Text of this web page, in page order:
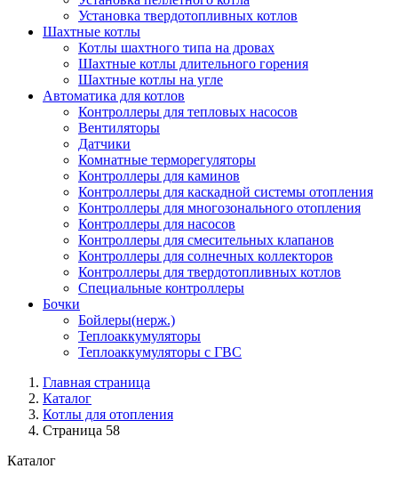
Установка твердотопливных котлов
Шахтные котлы
Котлы шахтного типа на дровах
Шахтные котлы длительного горения
Шахтные котлы на угле
Автоматика для котлов
Контроллеры для тепловых насосов
Вентиляторы
Датчики
Комнатные терморегуляторы
Контроллеры для каминов
Контроллеры для каскадной системы отопления
Контроллеры для многозонального отопления
Контроллеры для насосов
Контроллеры для смесительных клапанов
Контроллеры для солнечных коллекторов
Контроллеры для твердотопливных котлов
Специальные контроллеры
Бочки
Бойлеры(нерж.)
Теплоаккумуляторы
Теплоаккумуляторы с ГВС
Главная страница
Каталог
Котлы для отопления
Страница 58
Каталог